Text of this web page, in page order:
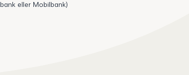
eller Mobilbank)